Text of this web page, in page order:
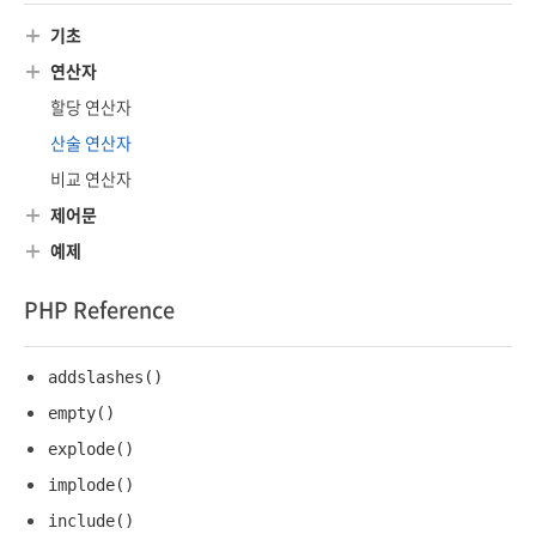
기초
연산자
할당 연산자
산술 연산자
비교 연산자
제어문
예제
PHP Reference
addslashes()
empty()
explode()
implode()
include()